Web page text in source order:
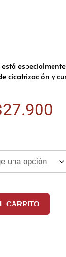
cicatrización y
27.900
CARRITO